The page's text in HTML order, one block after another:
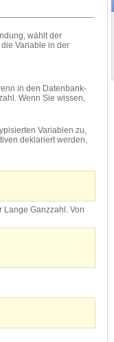
wählt der
Variable in der
in den Datenbank-
Wenn Sie wissen,
Variablen zu,
deklariert werden,
Lange Ganzzahl. Von